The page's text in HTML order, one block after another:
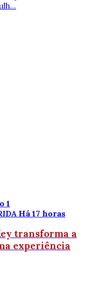
Há 17 horas
transforma a
experiência